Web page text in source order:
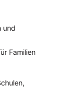
und
Familien